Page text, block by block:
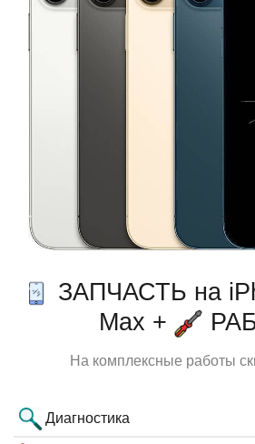
ЗАПЧАСТЬ на
Max +
На комплексные работы
Диагностика